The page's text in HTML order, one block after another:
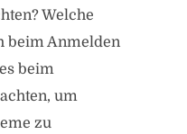
Welche
beim Anmelden
beim
um
zu